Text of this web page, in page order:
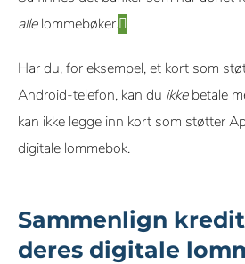
allelommebøker.
Har du, for eksempel, et kort som
Android-telefon, kan du ikkebetale
kan ikke legge inn kort som støtter
digitale lommebok.
Sammenlign
deres digitale